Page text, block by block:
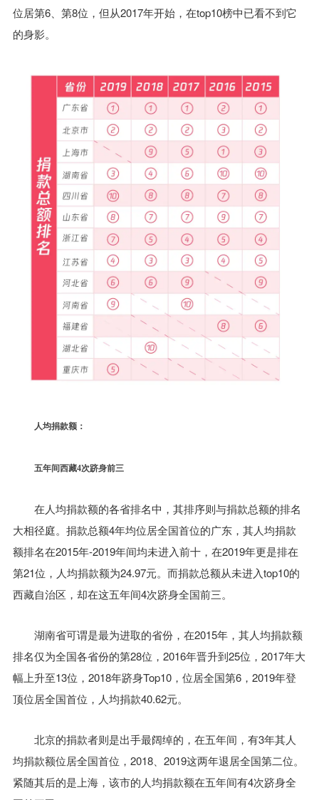
位居第6、第8位，但从2017年开始，在top10榜中已看不到它
的身影。
人均捐款额：
五年间西藏4次跻身前三
在人均捐款额的各省排名中，其排序则与捐款总额的排名
大相径庭。捐款总额4年均位居全国首位的广东，其人均捐款
额排名在2015年-2019年间均未进入前十，在2019年更是排在
第21位，人均捐款额为24.97元。而捐款总额从未进入top10的
西藏自治区，却在这五年间4次跻身全国前三。
湖南省可谓是最为进取的省份，在2015年，其人均捐款额
排名仅为全国各省份的第28位，2016年晋升到25位，2017年大
幅上升至13位，2018年跻身Top10，位居全国第6，2019年登
顶位居全国首位，人均捐款40.62元。
北京的捐款者则是出手最阔绰的，在五年间，有3年其人
均捐款额位居全国首位，2018、2019这两年退居全国第二位。
紧随其后的是上海，该市的人均捐款额在五年间有4次跻身全